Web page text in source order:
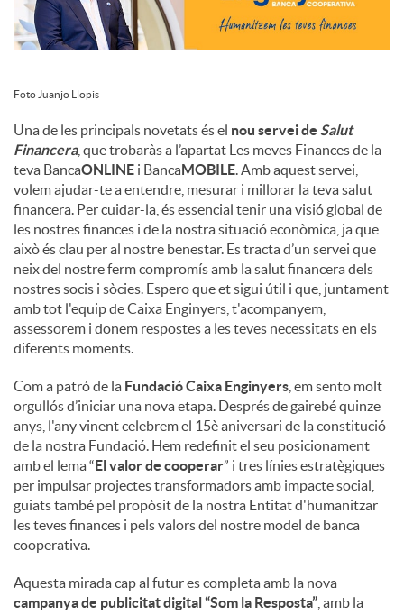
l
s
Foto Juanjo Llopis
Una de les principals novetats és el nou servei de Salut
Financera, que trobaràs a l’apartat Les meves Finances de la
teva BancaONLINE i BancaMOBILE. Amb aquest servei,
volem ajudar-te a entendre, mesurar i millorar la teva salut
financera. Per cuidar-la, és essencial tenir una visió global de
les nostres finances i de la nostra situació econòmica, ja que
això és clau per al nostre benestar. Es tracta d’un servei que
neix del nostre ferm compromís amb la salut financera dels
nostres socis i sòcies. Espero que et sigui útil i que, juntament
amb tot l'equip de Caixa Enginyers, t'acompanyem,
assessorem i donem respostes a les teves necessitats en els
diferents moments.
Com a patró de la Fundació Caixa Enginyers , em sento molt
orgullós d’iniciar una nova etapa. Després de gairebé quinze
anys, l'any vinent celebrem el 15è aniversari de la constitució
de la nostra Fundació. Hem redefinit el seu posicionament
amb el lema “ El valor de cooperar” i tres línies estratègiques
per impulsar projectes transformadors amb impacte social,
guiats també pel propòsit de la nostra Entitat d'humanitzar
les teves finances i pels valors del nostre model de banca
cooperativa.
Aquesta mirada cap al futur es completa amb la nova
campanya de publicitat digital “Som la Resposta” , amb la